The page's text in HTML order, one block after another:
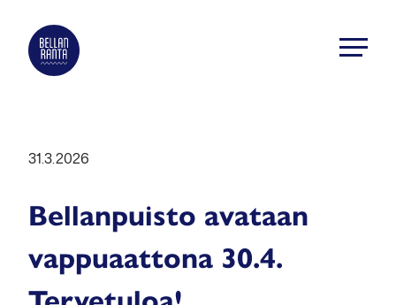
Siirry
suoraan
sisältöön
Bellanranta
Kallaveden
31.3.2026
Bellanpuisto avataan
vappuaattona 30.4.